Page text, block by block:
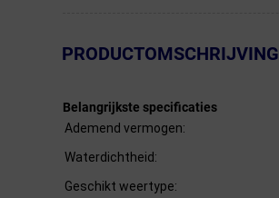
← Terug naar productnavigatie
PRODUCTOMSCHRIJVING
Belangrijkste specificaties
Ademend vermogen:
Waterdichtheid:
Geschikt weertype: